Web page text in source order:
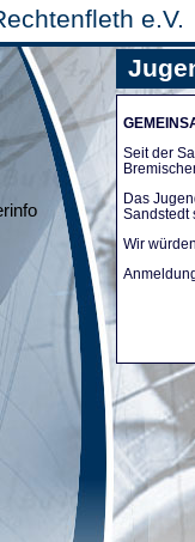
e.V.
Seit der
Das
Sandstedt
Wir